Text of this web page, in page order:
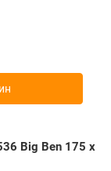
Big Ben 175 x